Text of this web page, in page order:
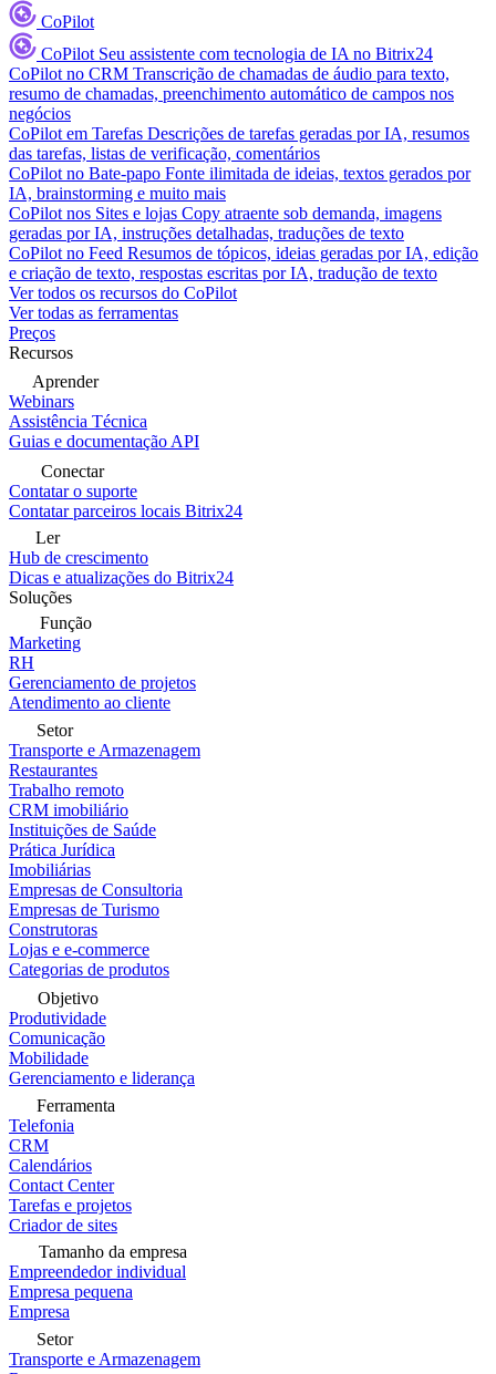
CoPilot
CoPilot Seu assistente com tecnologia de IA no Bitrix24
CoPilot no CRM Transcrição de chamadas de áudio para texto,
resumo de chamadas, preenchimento automático de campos nos
negócios
CoPilot em Tarefas Descrições de tarefas geradas por IA, resumos
das tarefas, listas de verificação, comentários
CoPilot no Bate-papo Fonte ilimitada de ideias, textos gerados por
IA, brainstorming e muito mais
CoPilot nos Sites e lojas Copy atraente sob demanda, imagens
geradas por IA, instruções detalhadas, traduções de texto
CoPilot no Feed Resumos de tópicos, ideias geradas por IA, edição
e criação de texto, respostas escritas por IA, tradução de texto
Ver todos os recursos do CoPilot
Ver todas as ferramentas
Preços
Recursos
Aprender
Webinars
Assistência Técnica
Guias e documentação API
Conectar
Contatar o suporte
Contatar parceiros locais Bitrix24
Ler
Hub de crescimento
Dicas e atualizações do Bitrix24
Soluções
Função
Marketing
RH
Gerenciamento de projetos
Atendimento ao cliente
Setor
Transporte e Armazenagem
Restaurantes
Trabalho remoto
CRM imobiliário
Instituições de Saúde
Prática Jurídica
Imobiliárias
Empresas de Consultoria
Empresas de Turismo
Construtoras
Lojas e e-commerce
Categorias de produtos
Objetivo
Produtividade
Comunicação
Mobilidade
Gerenciamento e liderança
Ferramenta
Telefonia
CRM
Calendários
Contact Center
Tarefas e projetos
Criador de sites
Tamanho da empresa
Empreendedor individual
Empresa pequena
Empresa
Setor
Transporte e Armazenagem